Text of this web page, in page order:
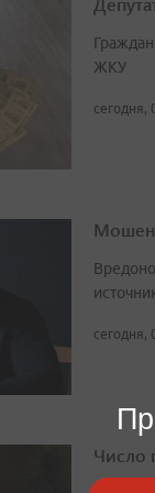
ЖКУ
сегодня,
сегодня,
Число